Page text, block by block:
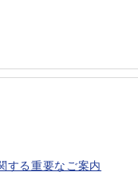
する重要なご案内